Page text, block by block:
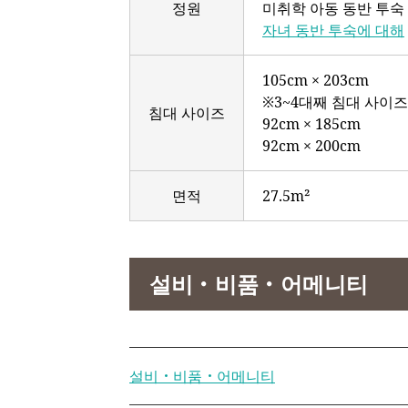
정원
미취학 아동 동반 투
자녀 동반 투숙에 대해
침대 사이즈
105cm × 203cm
※3~4대째 침대 사이즈
92cm × 185cm
92cm × 200cm
면적 27.5m²
설비・비품・어메니티
설비・비품・어메니티